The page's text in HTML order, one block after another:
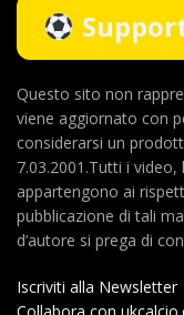
Questo sito non
viene aggiornato con
considerarsi un
7.03.2001.Tutti i
appartengono ai
pubblicazione di tali
d’autore si prega di
Iscriviti alla Newsletter